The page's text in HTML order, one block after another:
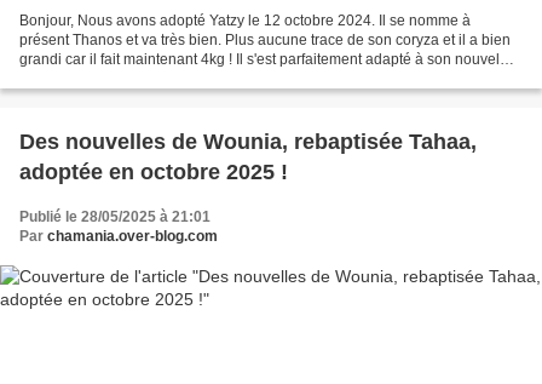
Bonjour, Nous avons adopté Yatzy le 12 octobre 2024. Il se nomme à
présent Thanos et va très bien. Plus aucune trace de son coryza et il a bien
grandi car il fait maintenant 4kg ! Il s'est parfaitement adapté à son nouvel
Des nouvelles de Wounia, rebaptisée Tahaa,
adoptée en octobre 2025 !
Publié le 28/05/2025 à 21:01
Par chamania.over-blog.com